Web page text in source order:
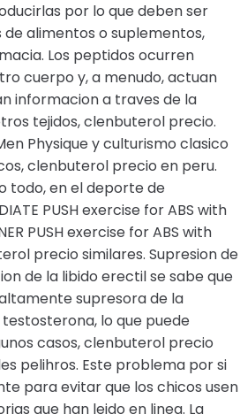
por lo que deben ser
alimentos o suplementos,
Los peptidos ocurren
cuerpo y, a menudo, actuan
informacion a traves de la
tejidos, clenbuterol precio.
Physique y culturismo clasico
clenbuterol precio en peru.
todo, en el deporte de
PUSH exercise for ABS with
PUSH exercise for ABS with
precio similares. Supresion de
de la libido erectil se sabe que
supresora de la
lo que puede
casos, clenbuterol precio
pelihros. Este problema por si
para evitar que los chicos usen
que han leido en linea. La